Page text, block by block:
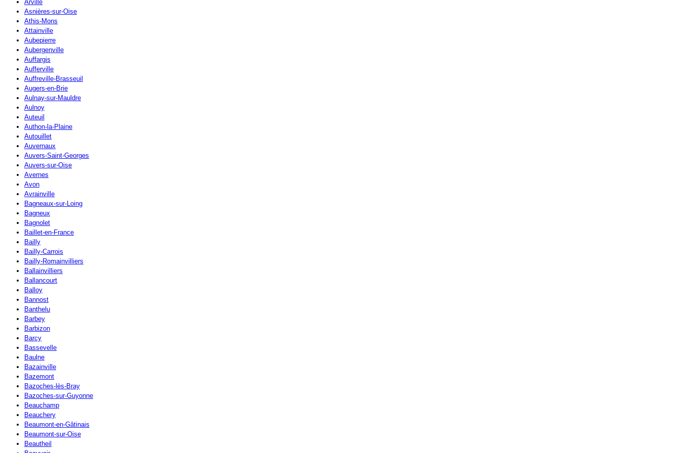
Arville
Asnières-sur-Oise
Athis-Mons
Attainville
Aubepierre
Aubergenville
Auffargis
Aufferville
Auffreville-Brasseuil
Augers-en-Brie
Aulnay-sur-Mauldre
Aulnoy
Auteuil
Authon-la-Plaine
Autouillet
Auvernaux
Auvers-Saint-Georges
Auvers-sur-Oise
Avernes
Avon
Avrainville
Bagneaux-sur-Loing
Bagneux
Bagnolet
Baillet-en-France
Bailly
Bailly-Carrois
Bailly-Romainvilliers
Ballainvilliers
Ballancourt
Balloy
Bannost
Banthelu
Barbey
Barbizon
Barcy
Bassevelle
Baulne
Bazainville
Bazemont
Bazoches-lès-Bray
Bazoches-sur-Guyonne
Beauchamp
Beauchery
Beaumont-en-Gâtinais
Beaumont-sur-Oise
Beautheil